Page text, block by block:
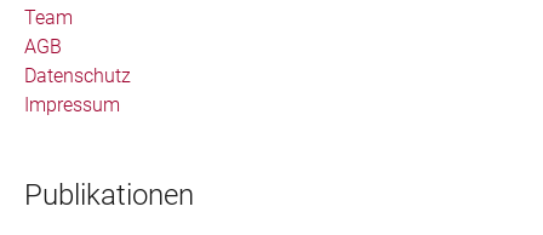
Team
AGB
Datenschutz
Impressum
Publikationen